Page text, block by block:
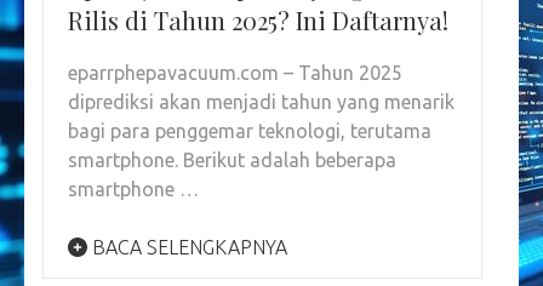
Rilis di Tahun 2025? Ini Daftarnya!
eparrphepavacuum.com – Tahun 2025
diprediksi akan menjadi tahun yang menarik
bagi para penggemar teknologi, terutama
smartphone. Berikut adalah beberapa
smartphone …
BACA SELENGKAPNYA